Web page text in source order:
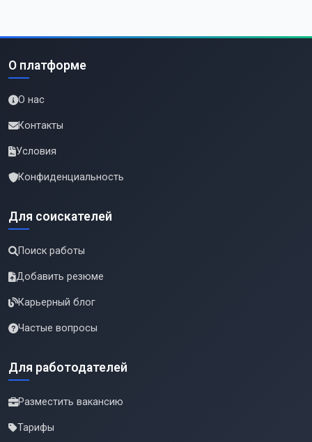
О платформе
О нас
Контакты
Условия
Конфиденциальность
Для соискателей
Поиск работы
Добавить резюме
Карьерный блог
Частые вопросы
Для работодателей
Разместить вакансию
Тарифы